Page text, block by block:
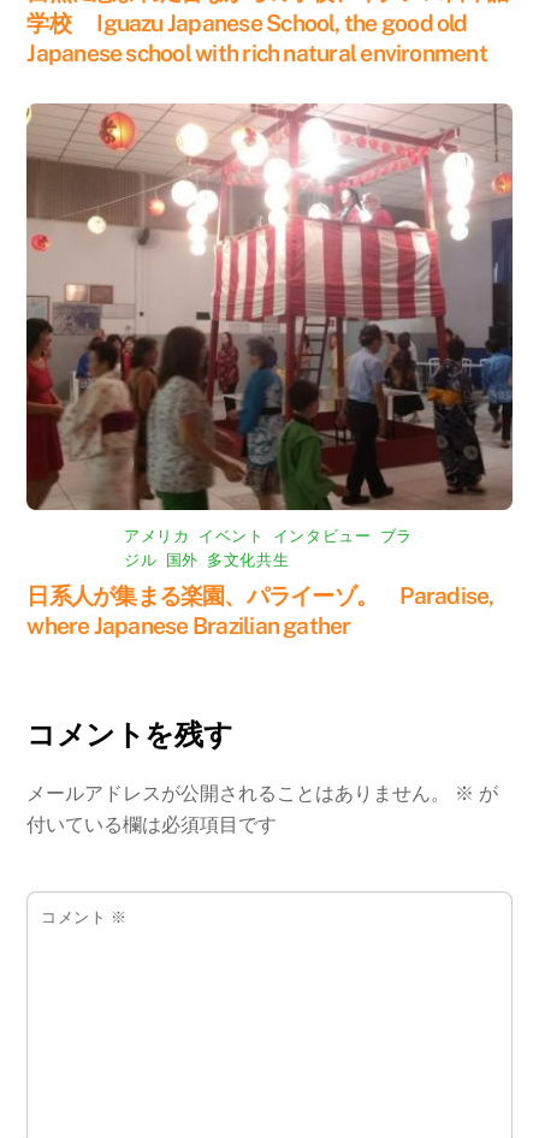
学校 Iguazu Japanese School, the good old
Japanese school with rich natural environment
アメリカ イベント インタビュー
ブラ
ジル
国外 多文化共生
日系人が集まる楽園、パライーゾ。 Paradise,
where Japanese Brazilian gather
コメントを残す
メールアドレスが公開されることはありません。 ※ が
付いている欄は必須項目です
コメント ※